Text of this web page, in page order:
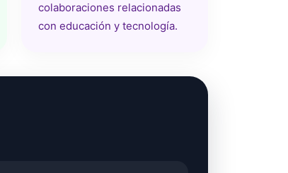
colaboraciones relacionadas
con educación y tecnología.